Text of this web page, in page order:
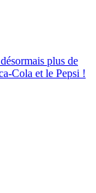
plus de
Cola et le Pepsi !